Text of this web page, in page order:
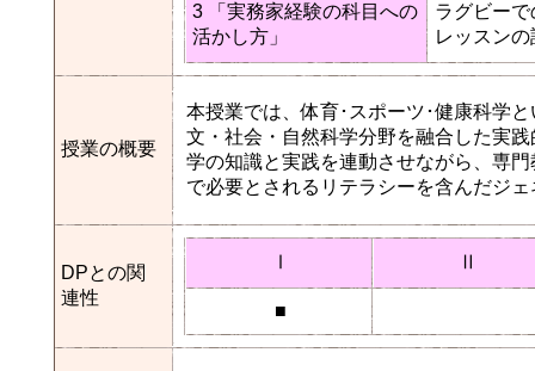
3 「実務家経験の科目への
活かし方」
ラグビー
レッスン
授業の概要
本授業では、体育･スポーツ･健康科学
文・社会・自然科学分野を融合した実
学の知識と実践を連動させながら、専
で必要とされるリテラシーを含んだジ
DPとの関
連性
Ⅰ Ⅱ
■